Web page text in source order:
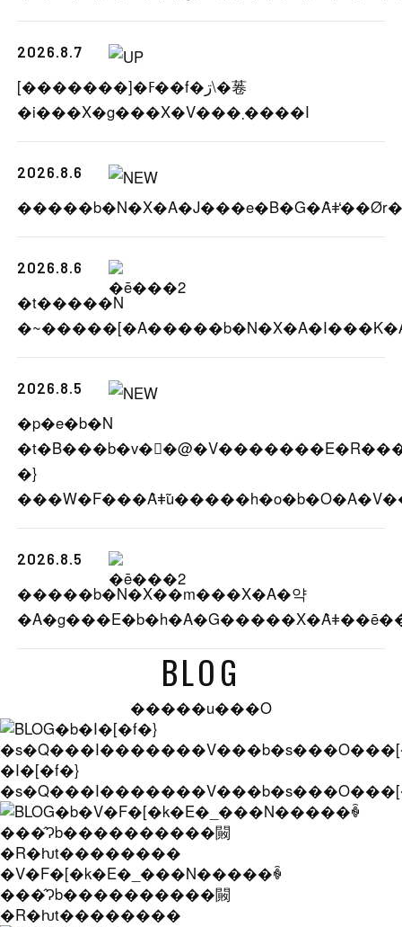
2026.8.7
[�������]�ߓ��f�ڗ\�菤
�i���X�g���X�V���܂����I
2026.8.6
2026.8.6
�t�����N
2026.8.5
�p�e�b�N
�}
2026.8.5
�����b�N�X��m���X�A�약
BLOG
�����u���O
�I�[�f�}
�V�F�[�k�E�_���N�����ꐶ
���̂Ɂb����������闝
�R�ƕt��������